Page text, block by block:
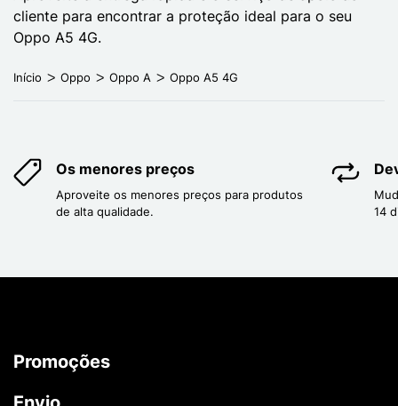
cliente para encontrar a proteção ideal para o seu
Oppo A5 4G.
Início Oppo Oppo A Oppo A5 4G
Os menores preços
Aproveite os menores preços para produtos
de alta qualidade.
14
Promoções